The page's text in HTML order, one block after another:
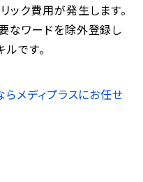
ック費用が発生します。
なワードを除外登録し
です。
らメディプラスにお任せ